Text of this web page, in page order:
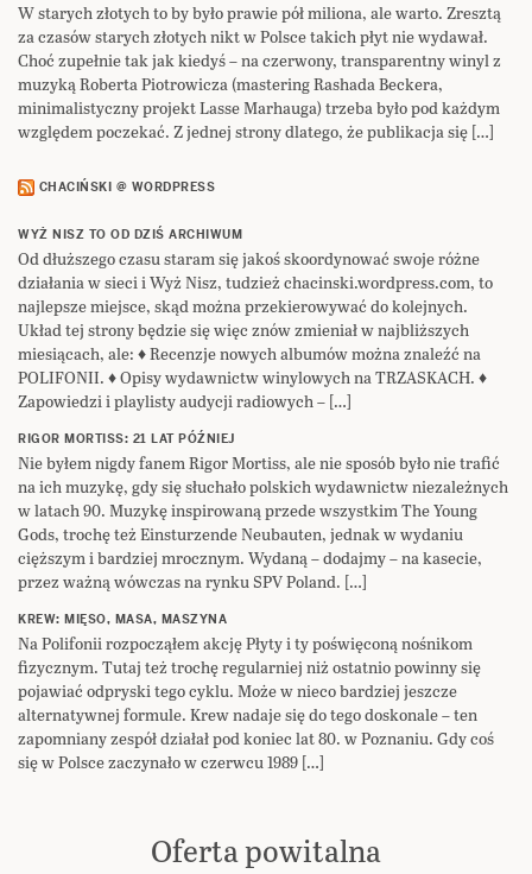
W starych złotych to by było prawie pół miliona, ale warto. Zresztą
za czasów starych złotych nikt w Polsce takich płyt nie wydawał.
Choć zupełnie tak jak kiedyś – na czerwony, transparentny winyl z
muzyką Roberta Piotrowicza (mastering Rashada Beckera,
minimalistyczny projekt Lasse Marhauga) trzeba było pod każdym
względem poczekać. Z jednej strony dlatego, że publikacja się […]
CHACIŃSKI @ WORDPRESS
WYŻ NISZ TO OD DZIŚ ARCHIWUM
Od dłuższego czasu staram się jakoś skoordynować swoje różne
działania w sieci i Wyż Nisz, tudzież chacinski.wordpress.com, to
najlepsze miejsce, skąd można przekierowywać do kolejnych.
Układ tej strony będzie się więc znów zmieniał w najbliższych
miesiącach, ale: ♦ Recenzje nowych albumów można znaleźć na
POLIFONII. ♦ Opisy wydawnictw winylowych na TRZASKACH. ♦
Zapowiedzi i playlisty audycji radiowych – […]
RIGOR MORTISS: 21 LAT PÓŹNIEJ
Nie byłem nigdy fanem Rigor Mortiss, ale nie sposób było nie trafić
na ich muzykę, gdy się słuchało polskich wydawnictw niezależnych
w latach 90. Muzykę inspirowaną przede wszystkim The Young
Gods, trochę też Einsturzende Neubauten, jednak w wydaniu
cięższym i bardziej mrocznym. Wydaną – dodajmy – na kasecie,
przez ważną wówczas na rynku SPV Poland. […]
KREW: MIĘSO, MASA, MASZYNA
Na Polifonii rozpocząłem akcję Płyty i ty poświęconą nośnikom
fizycznym. Tutaj też trochę regularniej niż ostatnio powinny się
pojawiać odpryski tego cyklu. Może w nieco bardziej jeszcze
alternatywnej formule. Krew nadaje się do tego doskonale – ten
zapomniany zespół działał pod koniec lat 80. w Poznaniu. Gdy coś
się w Polsce zaczynało w czerwcu 1989 […]
Oferta powitalna